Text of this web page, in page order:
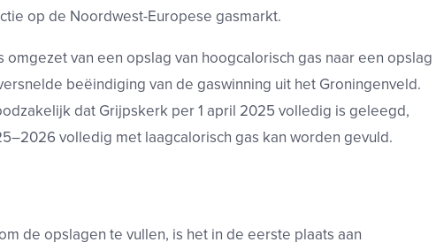
op de Noordwest-Europese gasmarkt.
van een opslag van hoogcalorisch gas naar een opslag
beëindiging van de gaswinning uit het Groningenveld.
dat Grijpskerk per 1 april 2025 volledig is geleegd,
volledig met laagcalorisch gas kan worden gevuld.
de opslagen te vullen, is het in de eerste plaats aan